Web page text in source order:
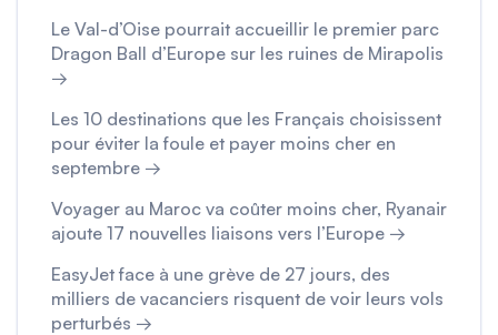
Le Val-d’Oise pourrait accueillir le premier parc
Dragon Ball d’Europe sur les ruines de Mirapolis
→
Les 10 destinations que les Français choisissent
pour éviter la foule et payer moins cher en
septembre →
Voyager au Maroc va coûter moins cher, Ryanair
ajoute 17 nouvelles liaisons vers l’Europe →
EasyJet face à une grève de 27 jours, des
milliers de vacanciers risquent de voir leurs vols
perturbés →